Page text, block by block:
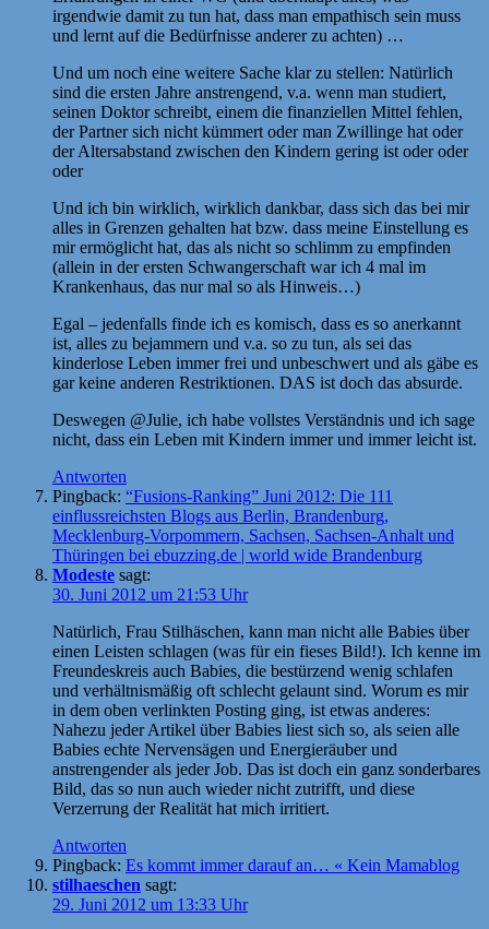
irgendwie damit zu tun hat, dass man empathisch sein muss
und lernt auf die Bedürfnisse anderer zu achten) …
Und um noch eine weitere Sache klar zu stellen: Natürlich
sind die ersten Jahre anstrengend, v.a. wenn man studiert,
seinen Doktor schreibt, einem die finanziellen Mittel fehlen,
der Partner sich nicht kümmert oder man Zwillinge hat oder
der Altersabstand zwischen den Kindern gering ist oder oder
oder
Und ich bin wirklich, wirklich dankbar, dass sich das bei mir
alles in Grenzen gehalten hat bzw. dass meine Einstellung es
mir ermöglicht hat, das als nicht so schlimm zu empfinden
(allein in der ersten Schwangerschaft war ich 4 mal im
Krankenhaus, das nur mal so als Hinweis…)
Egal – jedenfalls finde ich es komisch, dass es so anerkannt
ist, alles zu bejammern und v.a. so zu tun, als sei das
kinderlose Leben immer frei und unbeschwert und als gäbe es
gar keine anderen Restriktionen. DAS ist doch das absurde.
Deswegen @Julie, ich habe vollstes Verständnis und ich sage
nicht, dass ein Leben mit Kindern immer und immer leicht ist.
Antworten
Pingback: “Fusions-Ranking” Juni 2012: Die 111
einflussreichsten Blogs aus Berlin, Brandenburg,
Mecklenburg-Vorpommern, Sachsen, Sachsen-Anhalt und
Thüringen bei ebuzzing.de | world wide Brandenburg
Modeste sagt:
30. Juni 2012 um 21:53 Uhr
Natürlich, Frau Stilhäschen, kann man nicht alle Babies über
einen Leisten schlagen (was für ein fieses Bild!). Ich kenne im
Freundeskreis auch Babies, die bestürzend wenig schlafen
und verhältnismäßig oft schlecht gelaunt sind. Worum es mir
in dem oben verlinkten Posting ging, ist etwas anderes:
Nahezu jeder Artikel über Babies liest sich so, als seien alle
Babies echte Nervensägen und Energieräuber und
anstrengender als jeder Job. Das ist doch ein ganz sonderbares
Bild, das so nun auch wieder nicht zutrifft, und diese
Verzerrung der Realität hat mich irritiert.
Antworten
Pingback: Es kommt immer darauf an… « Kein Mamablog
stilhaeschen sagt:
29. Juni 2012 um 13:33 Uhr